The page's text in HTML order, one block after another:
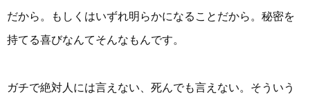
だから。もしくはいずれ明らかになることだから。秘密を
持てる喜びなんてそんなもんです。
ガチで絶対人には言えない、死んでも言えない。そういう